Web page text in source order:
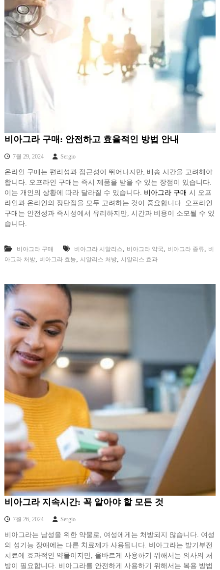
비아그라 구매: 안전하고 효율적인 방법 안내
7월 29, 2024 Sergio
온라인 구매는 편리성과 접근성이 뛰어나지만, 배송 시간을 고려해야
합니다. 오프라인 구매는 즉시 제품을 받을 수 있는 장점이 있습니다.
이는 개인의 상황에 따라 달라질 수 있습니다. 비아그라 구매 시 오프
라인과 온라인의 장단점을 모두 고려하는 것이 중요합니다. 오프라인
구매는 안전성과 즉시성에서 유리하지만, 시간과 비용이 소모될 수 있
습니다.
비아그라 구매 비아그라 시알리스 비아그라 약국 비아그라 종류
비
아그라 처방, 비아그라 효능 시알리스 처방, 시알리스 효과
비아그라 지속시간: 꼭 알아야 할 모든 것
7월 26, 2024 Sergio
비아그라는 남성을 위한 약물로, 여성에게는 처방되지 않습니다. 여성
의 성기능 장애에는 다른 치료제가 사용됩니다. 비아그라는 발기부전
치료에 효과적인 약물이지만, 올바르게 사용하기 위해서는 의사의 처
방이 필요합니다. 비아그라를 안전하게 사용하기 위해서는 복용 방법